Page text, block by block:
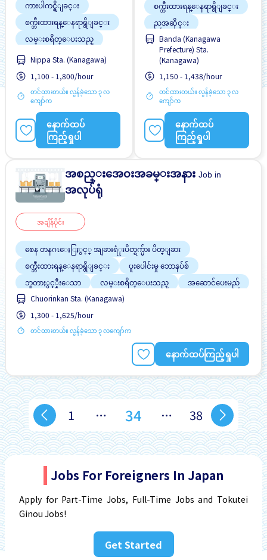
ကားပါကင္ရွိျခင္း
စက္ဘီးထားရန္ေနရာရွိျခင္း
လမ္းစရိတ္ေပးသည္
အလားအလာရှိသည်
အချိန်ပြည့် အလုပ်လုပ်ခွင့်ရ
ရန် အခွင့်အရေးရှိသည်
အဆောင်ပေးမည်
အမျိုးသား ပို၍လိုလားသည်
ျမွင့္တင္သည္
Nippa Sta. (Kanagawa)
1,100 - 1,800/hour
တင်ထားတယ်။ လွန်ခဲ့သော ၃ လ
ကျော်က
နောက်ထပ်
ကြည့်ရှုပါ
စက္ဘီးထားရန္ေနရာရွိျခင္း
ညအဆိုင္း
ပူးပေါင်းမှု ဘောနပ်စ်
ဘူတာႏွင့္နီးေသာ
မနက္အဆိုင္း
လမ္းစရိတ္ေပးသည္
အဆောင်ပေးမည်
အမျိုးသမီး ပို၍လိုလားသည်
Banda (Kanagawa
Prefecture) Sta.
(Kanagawa)
1,150 - 1,438/hour
တင်ထားတယ်။ လွန်ခဲ့သော ၃ လ
ကျော်က
နောက်ထပ်
ကြည့်ရှုပါ
အစည္းအေ၀းအခမ္းအနားJob in
အလုပ်ရုံ
အချိန်ပိုင်း
စေန တနဂၤေႏြႏွင့္ အျခားရံုးပိတ္ရက္မ်ား ပိတ္ျခား
စက္ဘီးထားရန္ေနရာရွိျခင္း
ပူးပေါင်းမှု ဘောနပ်စ်
ဘူတာႏွင့္နီးေသာ
လမ္းစရိတ္ေပးသည္
အဆောင်ပေးမည်
အမျိုးသား ပို၍လိုလားသည်
ႏိုင္ငံျခားသားအလုပ္
Chuorinkan Sta. (Kanagawa)
1,300 - 1,625/hour
တင်ထားတယ်။ လွန်ခဲ့သော ၃ လကျော်က
နောက်ထပ်ကြည့်ရှုပါ
1 … 34 … 38
Jobs For Foreigners In Japan
Apply for Part-Time Jobs, Full-Time Jobs and Tokutei
Ginou Jobs!
Get Started